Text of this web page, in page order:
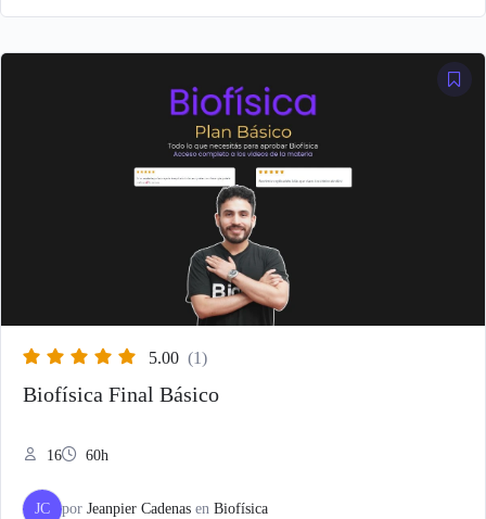
5.00 (1)
Biofísica Final Básico
16 60h
JC por Jeanpier Cadenas en Biofísica